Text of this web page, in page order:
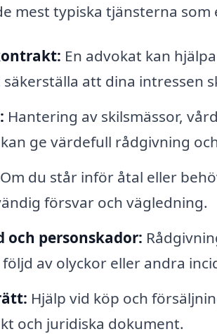
mest typiska tjänsterna
En advokat kan
att dina intressen
Hantering av skilsmässor,
ge värdefull rådgivning
Om du står inför åtal eller
försvar och vägledning.
och personskador:
av olyckor eller andra
Hjälp vid köp och
och juridiska dokument.